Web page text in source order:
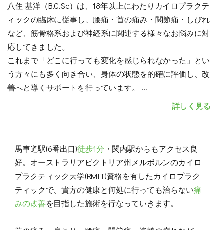
八住 基洋（B.C.Sc）は、18年以上にわたりカイロプラクテ
ィックの臨床に従事し、腰痛・首の痛み・関節痛・しびれ
など、筋骨格系および神経系に関連する様々なお悩みに対
応してきました。
これまで「どこに行っても変化を感じられなかった」とい
う方々にも多く向き合い、身体の状態を的確に評価し、改
善へと導くサポートを行っています。 ...
詳しく見る
馬車道駅(6番出口)徒歩1分 ・関内駅からもアクセス良
好。オーストラリアビクトリア州メルボルンのカイロ
プラクティック大学(RMIT)資格を有したカイロプラク
ティックで、貴方の健康と何処に行っても治らない痛
みの改善を目指した施術を行なっていきます。